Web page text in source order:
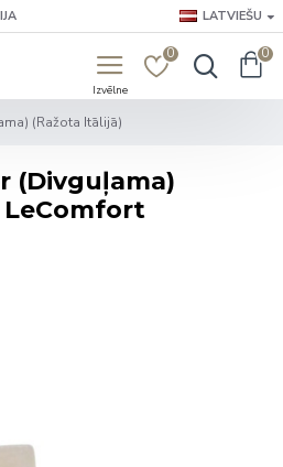
LATVIEŠU
0 0
(Ražota Itālijā)
(Divguļama)
LeComfort